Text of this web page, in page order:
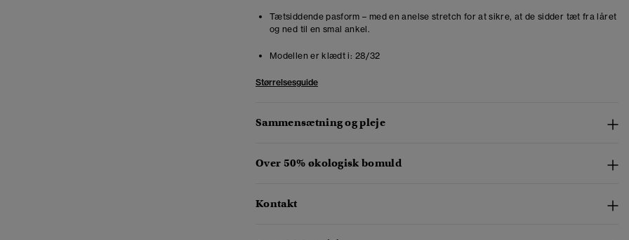
Tætsiddende pasform – med en anelse stretch for at sikre, at de sidder tæt fra låret
og ned til en smal ankel.
Modellen er klædt i: 28/32
Størrelsesguide
Sammensætning og pleje
Over 50% økologisk bomuld
Kontakt